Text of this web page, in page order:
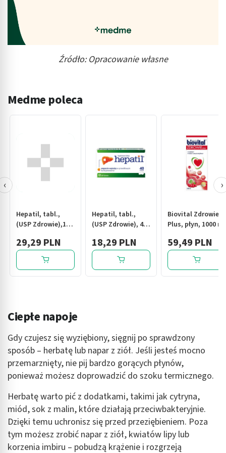
Źródło: Opracowanie własne
Medme poleca
Hepatil, tabl.,
(USP Zdrowie),120
29,29 PLN
Hepatil, tabl.,
(USP Zdrowie), 40
18,29 PLN
Biovital Zdrowie
Plus, płyn, 1000 ml
59,49 PLN
‹ ›
Ciepłe napoje
Gdy czujesz się wyziębiony, sięgnij po sprawdzony
sposób – herbatę lub napar z ziół. Jeśli jesteś mocno
przemarznięty, nie pij bardzo gorących płynów,
ponieważ możesz doprowadzić do szoku termicznego.
Herbatę warto pić z dodatkami, takimi jak cytryna,
miód, sok z malin, które działają przeciwbakteryjnie.
Dzięki temu uchronisz się przed przeziębieniem. Poza
tym możesz zrobić napar z ziół, kwiatów lipy lub
korzenia imbiru – pobudzą krążenie i rozgrzeją